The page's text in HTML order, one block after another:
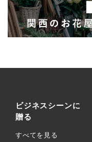
ビジネスシーンに
贈る
すべてを見る